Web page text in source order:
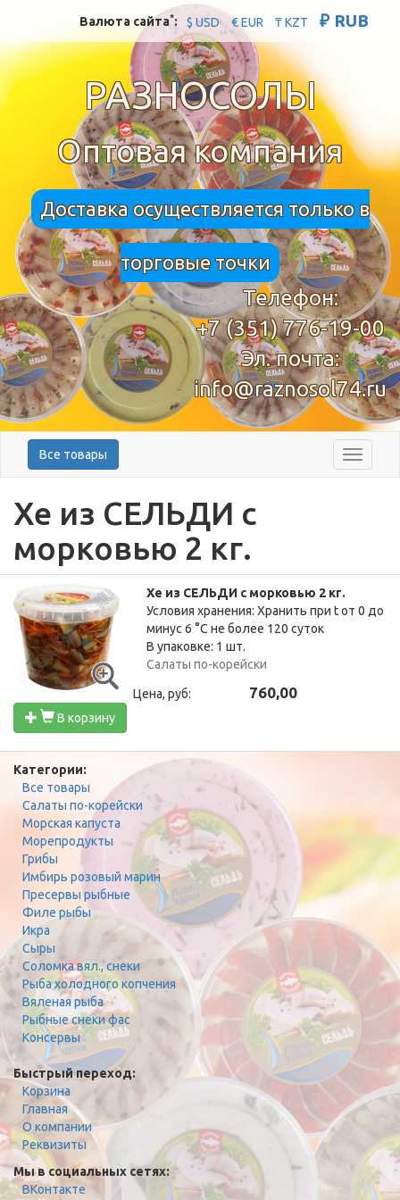
$ USD € EUR ₸ KZT ₽ RUB
Валюта сайта*:
РАЗНОСОЛЫ
Оптовая компания
Доставка осуществляется только в
торговые точки
Телефон:
+7 (351) 776-19-00
Эл. почта:
info@raznosol74.ru
Меню
Все товары
Хе из СЕЛЬДИ с
морковью 2 кг.
Хе из СЕЛЬДИ с морковью 2 кг.
Условия хранения: Хранить при t от 0 до
минус 6 °C не более 120 суток
В упаковке: 1 шт.
Салаты по-корейски
Цена, руб: 760,00
В корзину
Категории:
Все товары
Салаты по-корейски
Морская капуста
Морепродукты
Грибы
Имбирь розовый марин
Пресервы рыбные
Филе рыбы
Икра
Сыры
Соломка вял., снеки
Рыба холодного копчения
Вяленая рыба
Рыбные снеки фас
Консервы
Быстрый переход:
Корзина
Главная
О компании
Реквизиты
Мы в социальных сетях:
ВКонтакте